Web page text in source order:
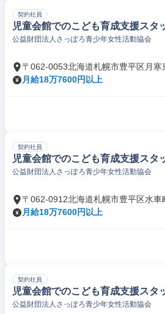
契約社員
児童会館でのこども育成支援スタ
公益財団法人さっぽろ青少年女性活動協会
〒062-0053北海道札幌市豊平区月寒
月給18万7600円以上
契約社員
児童会館でのこども育成支援スタ
公益財団法人さっぽろ青少年女性活動協会
〒062-0912北海道札幌市豊平区水車
月給18万7600円以上
契約社員
児童会館でのこども育成支援スタ
公益財団法人さっぽろ青少年女性活動協会